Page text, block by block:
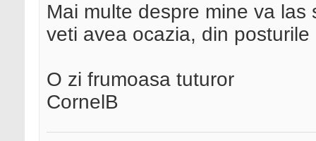
Mai multe despre mine va
veti avea ocazia, din posturile
O zi frumoasa tuturor
CornelB